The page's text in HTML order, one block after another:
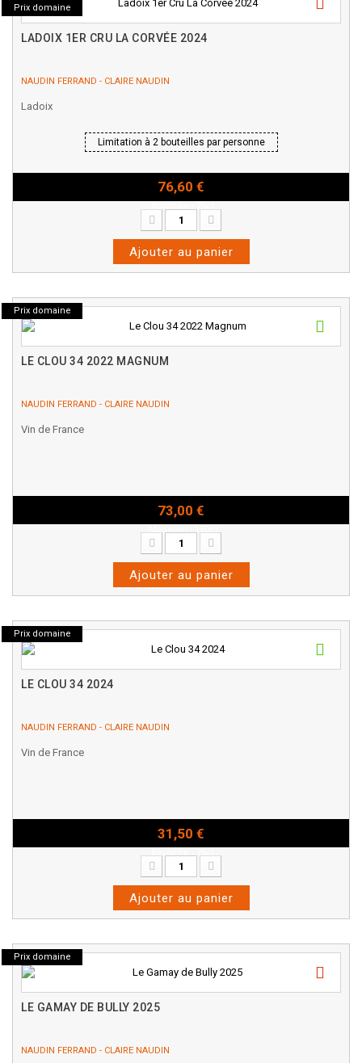
Prix domaine
LADOIX 1ER CRU LA CORVÉE 2024
NAUDIN FERRAND - CLAIRE NAUDIN
Ladoix
Limitation à 2 bouteilles par personne
76,60 €
Ajouter au panier
Prix domaine
LE CLOU 34 2022 MAGNUM
NAUDIN FERRAND - CLAIRE NAUDIN
Vin de France
73,00 €
Ajouter au panier
Prix domaine
LE CLOU 34 2024
NAUDIN FERRAND - CLAIRE NAUDIN
Vin de France
31,50 €
Ajouter au panier
Prix domaine
LE GAMAY DE BULLY 2025
NAUDIN FERRAND - CLAIRE NAUDIN